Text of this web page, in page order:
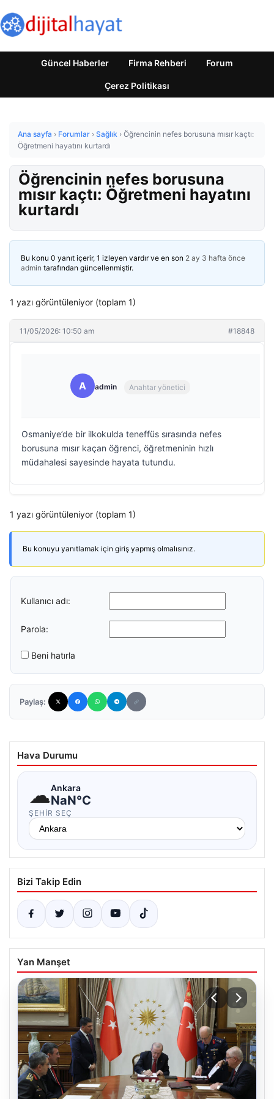
Güncel Haberler Firma Rehberi Forum
Çerez Politikası
Ana sayfa › Forumlar › Sağlık › Öğrencinin nefes borusuna mısır kaçtı:
Öğretmeni hayatını kurtardı
Öğrencinin nefes borusuna
mısır kaçtı: Öğretmeni hayatını
kurtardı
Bu konu 0 yanıt içerir, 1 izleyen vardır ve en son 2 ay 3 hafta önce
admin tarafından güncellenmiştir.
1 yazı görüntüleniyor (toplam 1)
11/05/2026: 10:50 am #18848
A admin Anahtar yönetici
Osmaniye’de bir ilkokulda teneffüs sırasında nefes
borusuna mısır kaçan öğrenci, öğretmeninin hızlı
müdahalesi sayesinde hayata tutundu.
1 yazı görüntüleniyor (toplam 1)
Bu konuyu yanıtlamak için giriş yapmış olmalısınız.
Kullanıcı adı:
Parola:
Beni hatırla
Paylaş:
Hava Durumu
☁Ankara
NaN°C
ŞEHIR SEÇ
Bizi Takip Edin
Yan Manşet